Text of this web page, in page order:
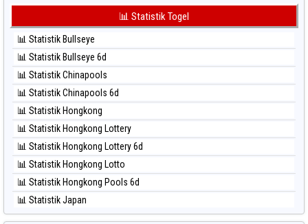
⚽ Bola Merah Taiwan
⚽ Bola Hitam Kuda Lari
⚽ Bola Hitam Magnum Cambodia
⚽ Bola Hitam Nagoya
⚽ Bola Hitam North Carolina Day
⚽ Bola Hitam Pcso
⚽ Bola Hitam Sao Paulo
⚽ Bola Hitam Singapore
⚽ Bola Hitam Sydney
⚽ Bola Hitam Sydney Lottery
⚽ Bola Hitam Sydney Lottery 6d
⚽ Bola Hitam Sydney Lotto
📊 Statistik Togel
📊 Statistik Bullseye
📊 Statistik Bullseye 6d
📊 Statistik Chinapools
📊 Statistik Chinapools 6d
📊 Statistik Hongkong
📊 Statistik Hongkong Lottery
📊 Statistik Hongkong Lottery 6d
📊 Statistik Hongkong Lotto
📊 Statistik Hongkong Pools 6d
📊 Statistik Japan
📊 Statistik Japan 6d